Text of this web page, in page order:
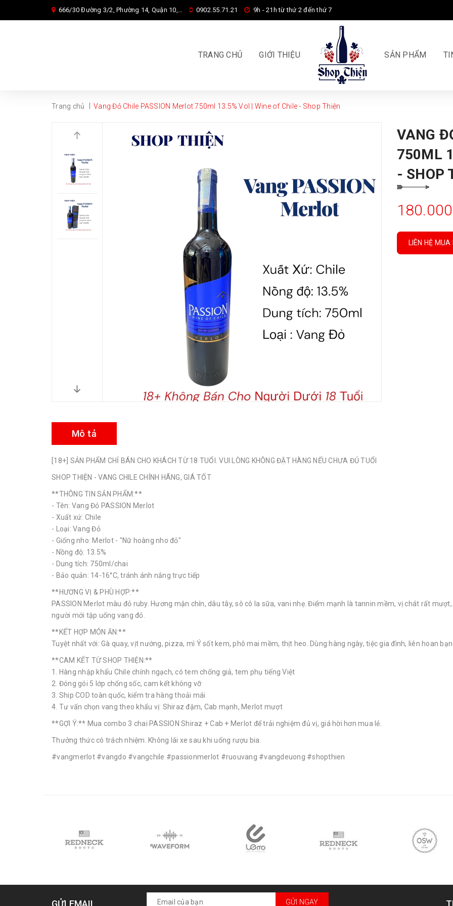
666/30 Đường 3/2, Phường 14, Quận 10, Tp. HCM 0902.55.71.21 9h - 21h từ thứ 2 đến thứ 7
TRANG CHỦ GIỚI THIỆU SẢN PHẨM
Trang chủ Vang Đỏ Chile PASSION Merlot 750ml 13.5% Vol | Wine of Chile - Shop Thiện
VANG
750ML
- SHOP
LIÊN HỆ MUA
Mô tả
[18+] SẢN PHẨM CHỈ BÁN CHO KHÁCH TỪ 18 TUỔI. VUI LÒNG KHÔNG ĐẶT HÀNG NẾU CHƯA ĐỦ TUỔI
SHOP THIỆN - VANG CHILE CHÍNH HÃNG, GIÁ TỐT
**THÔNG TIN SẢN PHẨM:**
- Tên: Vang Đỏ PASSION Merlot
- Xuất xứ: Chile
- Loại: Vang Đỏ
- Giống nho: Merlot - "Nữ hoàng nho đỏ"
- Nồng độ: 13.5%
- Dung tích: 750ml/chai
- Bảo quản: 14-16°C, tránh ánh nắng trực tiếp
**HƯƠNG VỊ & PHÙ HỢP:**
PASSION Merlot màu đỏ ruby. Hương mận chín, dâu tây, sô cô la sữa, vani nhẹ. Điểm mạnh là tannin mềm, vị chát rất
người mới tập uống vang đỏ.
**KẾT HỢP MÓN ĂN:**
Tuyệt nhất với: Gà quay, vịt nướng, pizza, mì Ý sốt kem, phô mai mềm, thịt heo. Dùng hàng ngày, tiệc gia đình, liên hoan
**CAM KẾT TỪ SHOP THIỆN:**
1. Hàng nhập khẩu Chile chính ngạch, có tem chống giả, tem phụ tiếng Việt
2. Đóng gói 5 lớp chống sốc, cam kết không vỡ
3. Ship COD toàn quốc, kiểm tra hàng thoải mái
4. Tư vấn chọn vang theo khẩu vị: Shiraz đậm, Cab mạnh, Merlot mượt
**GỢI Ý:** Mua combo 3 chai PASSION Shiraz + Cab + Merlot để trải nghiệm đủ vị, giá hời hơn mua lẻ.
Thưởng thức có trách nhiệm. Không lái xe sau khi uống rượu bia.
#vangmerlot #vangdo #vangchile #passionmerlot #ruouvang #vangdeuong #shopthien
GỬI EMAIL GỬI NGAY